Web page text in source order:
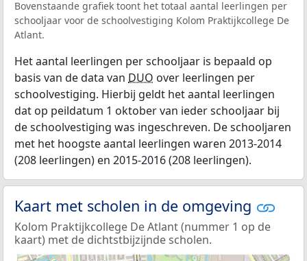
Bovenstaande grafiek toont het totaal aantal leerlingen per
schooljaar voor de schoolvestiging Kolom Praktijkcollege De
Atlant.
Het aantal leerlingen per schooljaar is bepaald op
basis van de data van DUO over leerlingen per
schoolvestiging. Hierbij geldt het aantal leerlingen
dat op peildatum 1 oktober van ieder schooljaar bij
de schoolvestiging was ingeschreven. De schooljaren
met het hoogste aantal leerlingen waren 2013-2014
(208 leerlingen) en 2015-2016 (208 leerlingen).
Kaart met scholen in de omgeving
Kolom Praktijkcollege De Atlant (nummer 1 op de
kaart) met de dichtstbijzijnde scholen.